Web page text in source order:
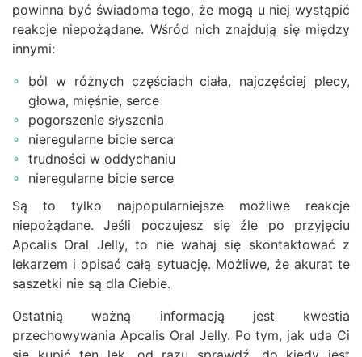
powinna być świadoma tego, że mogą u niej wystąpić
reakcje niepożądane. Wśród nich znajdują się między
innymi:
ból w różnych częściach ciała, najczęściej plecy,
głowa, mięśnie, serce
pogorszenie słyszenia
nieregularne bicie serca
trudności w oddychaniu
nieregularne bicie serce
Są to tylko najpopularniejsze możliwe reakcje
niepożądane. Jeśli poczujesz się źle po przyjęciu
Apcalis Oral Jelly, to nie wahaj się skontaktować z
lekarzem i opisać całą sytuację. Możliwe, że akurat te
saszetki nie są dla Ciebie.
Ostatnią ważną informacją jest kwestia
przechowywania Apcalis Oral Jelly. Po tym, jak uda Ci